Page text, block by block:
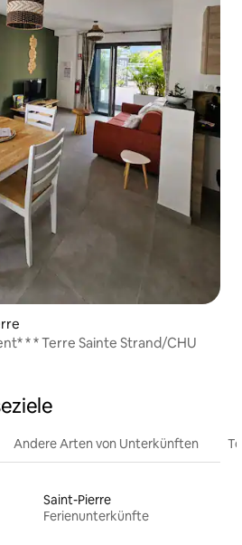
* * Terre Sainte Strand/CHU
Andere Arten von Unterkünften
Saint-Pierre
Ferienunterkünfte